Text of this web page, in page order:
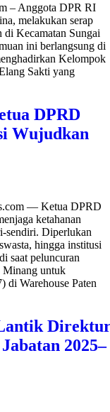
– Anggota DPR RI
melakukan serap
di Kecamatan Sungai
ini berlangsung di
Kelompok
Sakti yang
DPRD
Wujudkan
— Ketua DPRD
ketahanan
sendiri. Diperlukan
hingga institusi
saat peluncuran
Minang untuk
di Warehouse Paten
2025–